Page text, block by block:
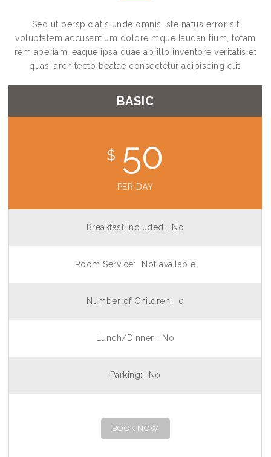
Sed ut perspiciatis unde omnis iste natus error sit
voluptatem accusantium dolore mque laudan tium, totam
rem aperiam, eaque ipsa quae ab illo inventore veritatis et
quasi architecto beatae consectetur adipiscing elit.
BASIC
$ 50
PER DAY
Breakfast Included: No
Room Service: Not available
Number of Children: 0
Lunch/Dinner: No
Parking: No
BOOK NOW